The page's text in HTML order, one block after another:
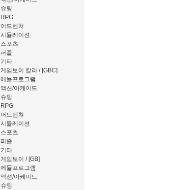
슈팅
RPG
어드벤쳐
시뮬레이션
스포츠
퍼즐
기타
게임보이 칼라 / [GBC]
에뮬프로그램
액션/아케이드
슈팅
RPG
어드벤쳐
시뮬레이션
스포츠
퍼즐
기타
게임보이 / [GB]
에뮬프로그램
액션/아케이드
슈팅